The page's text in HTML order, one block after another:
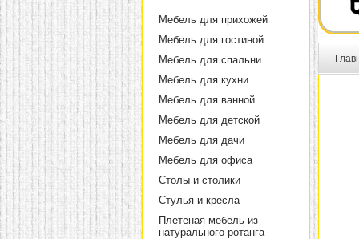
Мебель для прихожей
Мебель для гостиной
Мебель для спальни
Мебель для кухни
Мебель для ванной
Мебель для детской
Мебель для дачи
Мебель для офиса
Столы и столики
Стулья и кресла
Плетеная мебель из
натурального ротанга